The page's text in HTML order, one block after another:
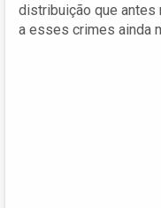
distribuição que antes
a esses crimes ainda